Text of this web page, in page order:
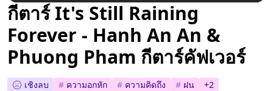
กีตาร์ It's Still Raining
Forever - Hanh An An &
Phuong Pham กีตาร์คัฟเวอร์
เชิงลบ # ความอกหัก # ความคิดถึง # ฝน +2